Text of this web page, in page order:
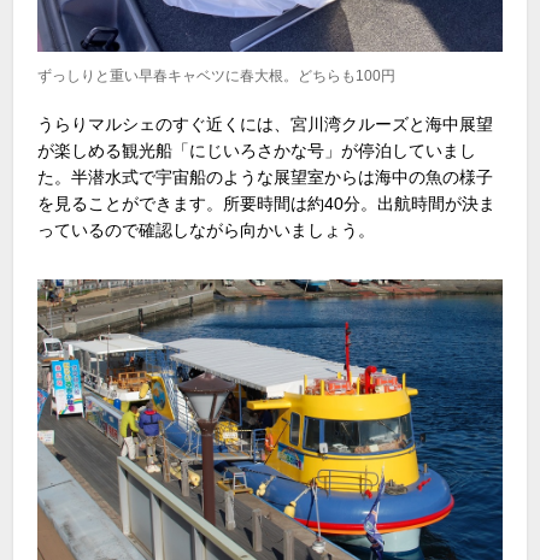
ずっしりと重い早春キャベツに春大根。どちらも100円
うらりマルシェのすぐ近くには、宮川湾クルーズと海中展望
が楽しめる観光船「にじいろさかな号」が停泊していまし
た。半潜水式で宇宙船のような展望室からは海中の魚の様子
を見ることができます。所要時間は約40分。出航時間が決ま
っているので確認しながら向かいましょう。